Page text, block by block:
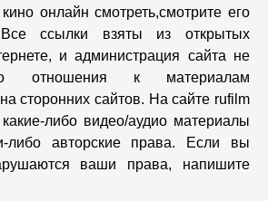
онлайн смотреть,cмотрите его
ссылки взяты из открытых
и администрация сайта не
отношения к материалам
сторонних сайтов. На сайте rufilm
либо видео/аудио материалы
либо авторские права. Если вы
ваши права, напишите